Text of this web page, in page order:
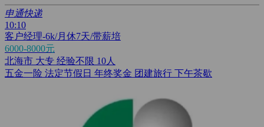
申通快递
10:10
客户经理-6k/月休7天/带薪培
6000-8000元
北海市 大专 经验不限 10人
五金一险 法定节假日 年终奖金 团建旅行 下午茶歇